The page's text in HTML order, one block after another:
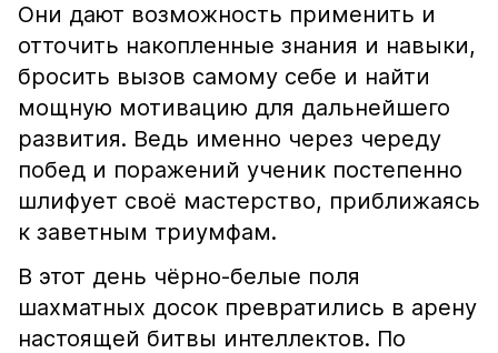
Они дают возможность применить и
отточить накопленные знания и навыки,
бросить вызов самому себе и найти
мощную мотивацию для дальнейшего
развития. Ведь именно через череду
побед и поражений ученик постепенно
шлифует своё мастерство, приближаясь
к заветным триумфам.
В этот день чёрно-белые поля
шахматных досок превратились в арену
настоящей битвы интеллектов. По